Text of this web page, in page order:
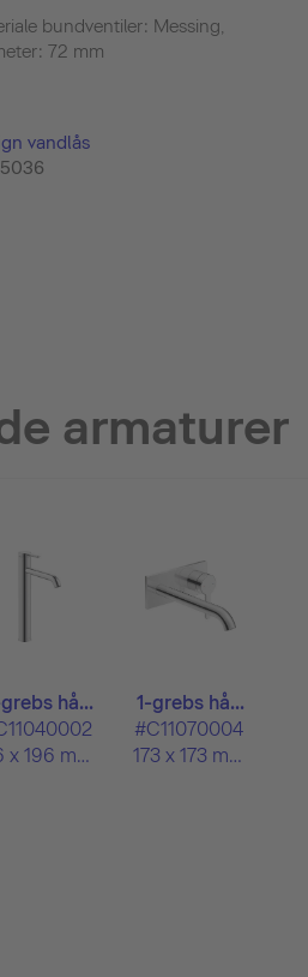
bundventiler: Messing,
72 mm
vandlås
armaturer
hå...
46 x 196 mm
1-grebs hå...
#C11070004
173 x 173 mm